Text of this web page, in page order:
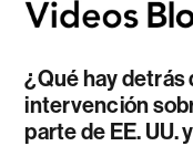
¿Qué hay detrás
intervención
parte de EE. UU.